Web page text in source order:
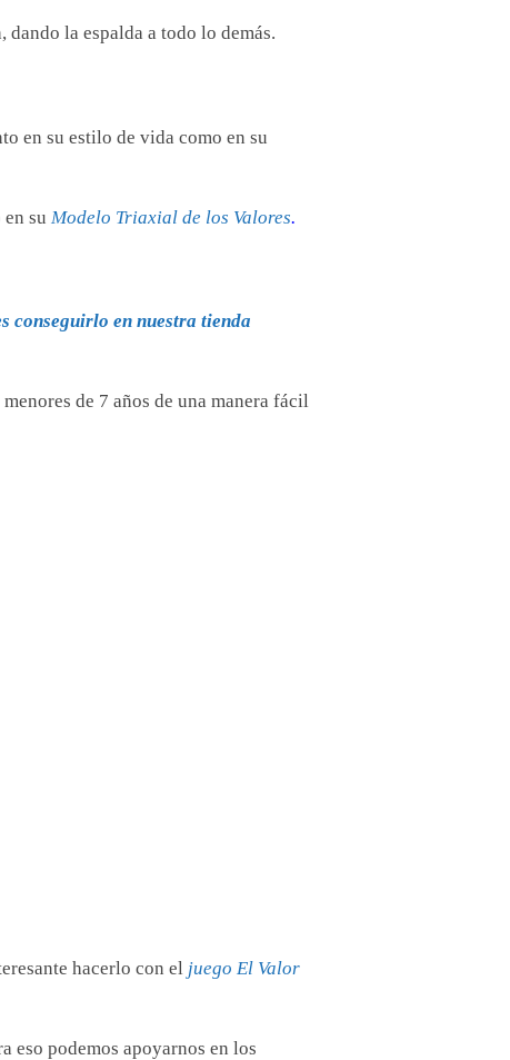
la espalda a todo lo demás.
en su estilo de vida como en su
su Modelo Triaxial de los Valores.
conseguirlo en nuestra tienda
de 7 años de una manera fácil
hacerlo con el juego El Valor
eso podemos apoyarnos en los